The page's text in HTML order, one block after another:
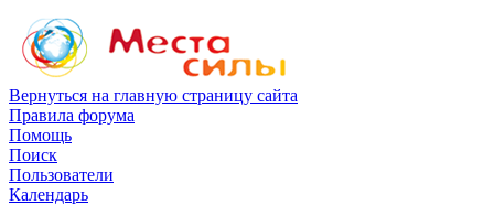
Вернуться на главную страницу сайта
Правила форума
Помощь
Поиск
Пользователи
Календарь